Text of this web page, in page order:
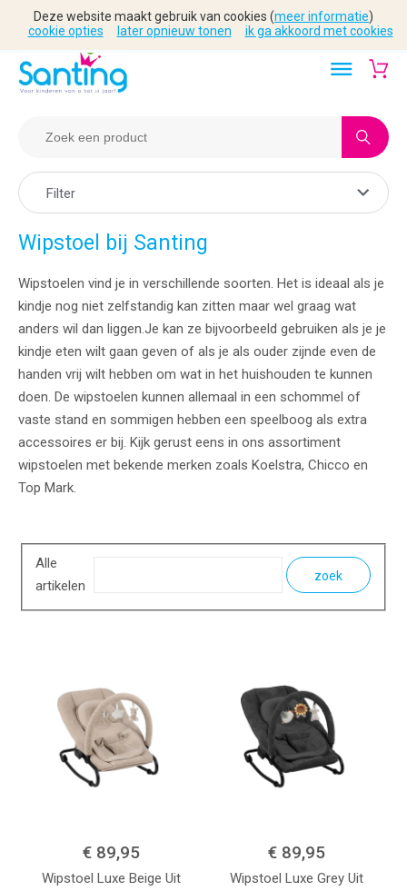
Filter
Wipstoel bij Santing
Wipstoelen vind je in verschillende soorten. Het is ideaal als je
kindje nog niet zelfstandig kan zitten maar wel graag wat
anders wil dan liggen.Je kan ze bijvoorbeeld gebruiken als je je
kindje eten wilt gaan geven of als je als ouder zijnde even de
handen vrij wilt hebben om wat in het huishouden te kunnen
doen. De wipstoelen kunnen allemaal in een schommel of
vaste stand en sommigen hebben een speelboog als extra
accessoires er bij. Kijk gerust eens in ons assortiment
wipstoelen met bekende merken zoals Koelstra, Chicco en
Top Mark.
Alle
artikelen
zoek
€ 89,95
Wipstoel Luxe Beige Uit
€ 89,95
Wipstoel Luxe Grey Uit
Deze website maakt gebruik van cookies (meer informatie)
cookie opties
later opnieuw tonen ik ga akkoord met cookies